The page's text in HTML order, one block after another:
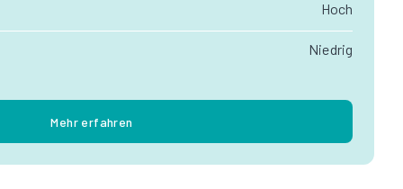
Hoch
Niedrig
Mehr erfahren